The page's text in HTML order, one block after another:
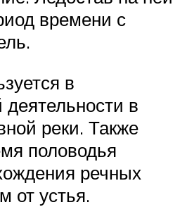
времени с
в
деятельности в
реки. Также
половодья
речных
от устья.